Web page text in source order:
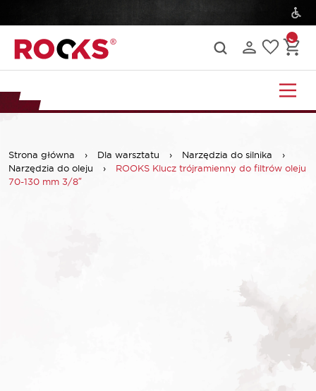
Strona główna › Dla warsztatu › Narzędzia do silnika
›
Narzędzia do oleju
›
ROOKS Klucz trójramienny do filtrów oleju
70-130 mm 3/8″